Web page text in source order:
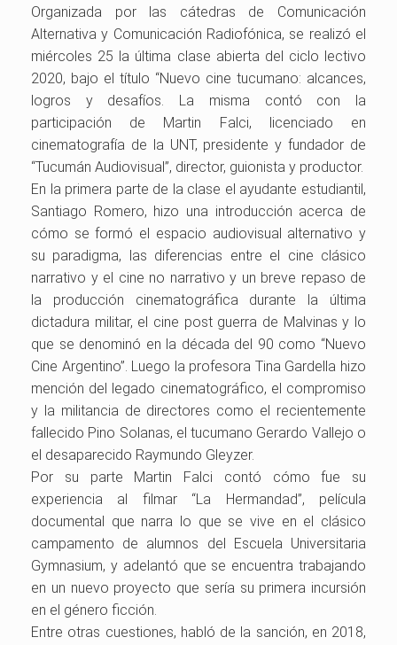
Organizada por las cátedras de Comunicación
Alternativa y Comunicación Radiofónica, se realizó el
miércoles 25 la última clase abierta del ciclo lectivo
2020, bajo el título “Nuevo cine tucumano: alcances,
logros y desafíos. La misma contó con la
participación de Martin Falci, licenciado en
cinematografía de la UNT, presidente y fundador de
“Tucumán Audiovisual”, director, guionista y productor.
En la primera parte de la clase el ayudante estudiantil,
Santiago Romero, hizo una introducción acerca de
cómo se formó el espacio audiovisual alternativo y
su paradigma, las diferencias entre el cine clásico
narrativo y el cine no narrativo y un breve repaso de
la producción cinematográfica durante la última
dictadura militar, el cine post guerra de Malvinas y lo
que se denominó en la década del 90 como “Nuevo
Cine Argentino”. Luego la profesora Tina Gardella hizo
mención del legado cinematográfico, el compromiso
y la militancia de directores como el recientemente
fallecido Pino Solanas, el tucumano Gerardo Vallejo o
el desaparecido Raymundo Gleyzer.
Por su parte Martin Falci contó cómo fue su
experiencia al filmar “La Hermandad”, película
documental que narra lo que se vive en el clásico
campamento de alumnos del Escuela Universitaria
Gymnasium, y adelantó que se encuentra trabajando
en un nuevo proyecto que sería su primera incursión
en el género ficción.
Entre otras cuestiones, habló de la sanción, en 2018,